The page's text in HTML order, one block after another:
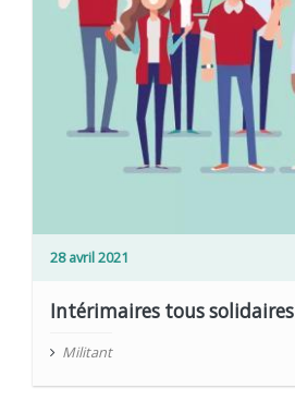
28 avril 2021
Intérimaires tous solidaires
Militant